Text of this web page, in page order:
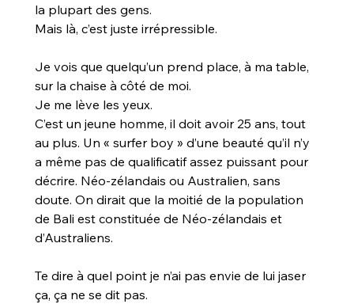
la plupart des gens.
Mais là, c’est juste irrépressible.
Je vois que quelqu’un prend place, à ma table,
sur la chaise à côté de moi.
Je me lève les yeux.
C’est un jeune homme, il doit avoir 25 ans, tout
au plus. Un « surfer boy » d’une beauté qu’il n’y
a même pas de qualificatif assez puissant pour
décrire. Néo-zélandais ou Australien, sans
doute. On dirait que la moitié de la population
de Bali est constituée de Néo-zélandais et
d’Australiens.
Te dire à quel point je n’ai pas envie de lui jaser
ça, ça ne se dit pas.